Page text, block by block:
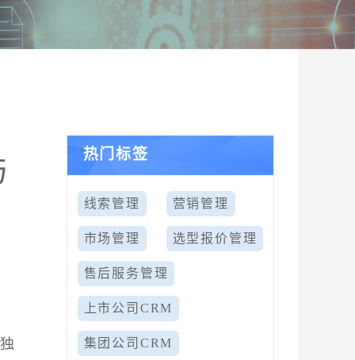
热门标签
线索管理 营销管理
市场管理 选型报价管理
售后服务管理
上市公司CRM
集团公司CRM